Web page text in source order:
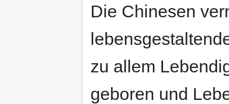
Die Chinesen
zu allem
geboren und